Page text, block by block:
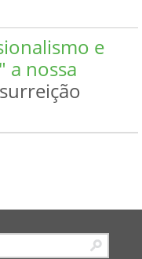
e
a nossa